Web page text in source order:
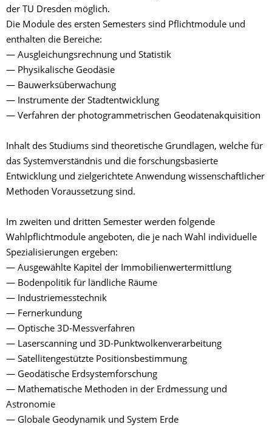
der TU Dresden möglich.
Die Module des ersten Semesters sind Pflichtmodule und
enthalten die Bereiche:
— Ausgleichungsrechnung und Statistik
— Physikalische Geodäsie
— Bauwerksüberwachung
— Instrumente der Stadtentwicklung
— Verfahren der photogrammetrischen Geodatenakquisition
Inhalt des Studiums sind theoretische Grundlagen, welche für
das Systemverständnis und die forschungsbasierte
Entwicklung und zielgerichtete Anwendung wissenschaftlicher
Methoden Voraussetzung sind.
Im zweiten und dritten Semester werden folgende
Wahlpflichtmodule angeboten, die je nach Wahl individuelle
Spezialisierungen ergeben:
— Ausgewählte Kapitel der Immobilienwertermittlung
— Bodenpolitik für ländliche Räume
— Industriemesstechnik
— Fernerkundung
— Optische 3D-Messverfahren
— Laserscanning und 3D-Punktwolkenverarbeitung
— Satellitengestützte Positionsbestimmung
— Geodätische Erdsystemforschung
— Mathematische Methoden in der Erdmessung und
Astronomie
— Globale Geodynamik und System Erde